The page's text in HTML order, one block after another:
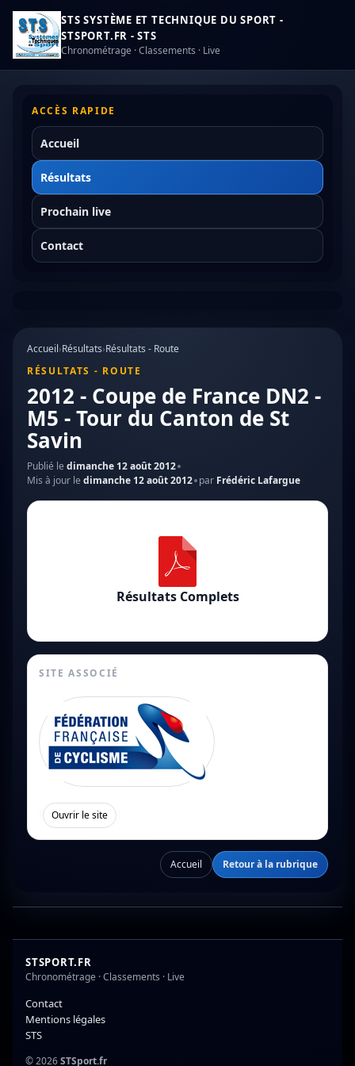
STS SYSTÈME ET TECHNIQUE DU SPORT -
STSPORT.FR - STS
Chronométrage · Classements · Live
ACCÈS RAPIDE
Accueil
Résultats
Prochain live
Contact
Accueil›Résultats›Résultats - Route
RÉSULTATS - ROUTE
2012 - Coupe de France DN2 -
M5 - Tour du Canton de St
Savin
Publié le dimanche 12 août 2012
Mis à jour le dimanche 12 août 2012 par Frédéric Lafargue
Résultats Complets
SITE ASSOCIÉ
Ouvrir le site
Accueil Retour à la rubrique
STSPORT.FR
Chronométrage · Classements · Live
Contact
Mentions légales
STS
© 2026STSport.fr